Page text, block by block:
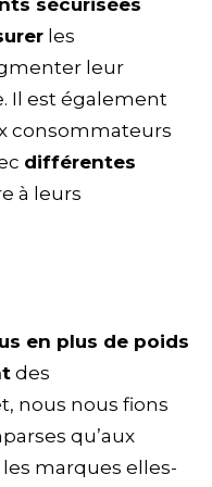
sécurisées
les
leur
Il est également
consommateurs
différentes
à leurs
en plus de poids
des
nous nous fions
qu’aux
marques elles-